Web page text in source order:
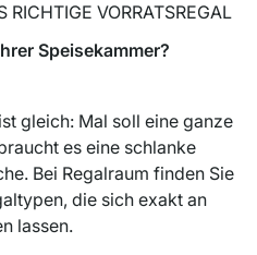
RICHTIGE VORRATSREGAL
Speisekammer?
gleich: Mal soll eine ganze
es eine schlanke
Bei Regalraum finden Sie
die sich exakt an
lassen.